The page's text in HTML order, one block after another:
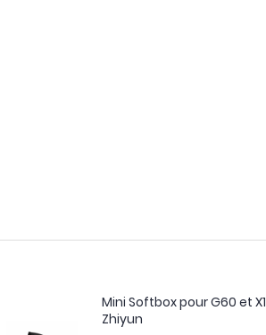
Mini Softbox pour G60 et
Zhiyun